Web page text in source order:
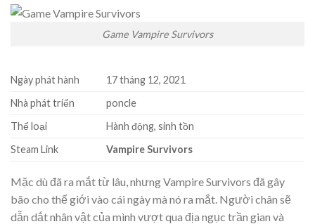
Game Vampire Survivors
Ngày phát hành
17 tháng 12, 2021
Nhà phát triển
poncle
Thể loại
Hành động, sinh tồn
Steam Link
Vampire Survivors
Mặc dù đã ra mắt từ lâu, nhưng Vampire Survivors đã gây
bão cho thế giới vào cái ngày mà nó ra mắt. Người chân sẽ
dẫn dắt nhân vật của mình vượt qua địa ngục trần gian và